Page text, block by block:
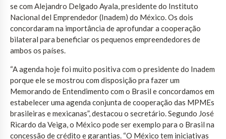
se com Alejandro Delgado Ayala, presidente do Instituto
Nacional del Emprendedor (Inadem) do México. Os dois
concordaram na importância de aprofundar a cooperação
bilateral para beneficiar os pequenos empreendedores de
ambos os países.
“A agenda hoje foi muito positiva com o presidente do Inadem
porque ele se mostrou com disposição pra fazer um
Memorando de Entendimento com o Brasil e concordamos em
estabelecer uma agenda conjunta de cooperação das MPMEs
brasileiras e mexicanas”, destacou o secretário. Segundo José
Ricardo da Veiga, o México pode ser exemplo para o Brasil na
concessão de crédito e garantias. “O México tem iniciativas